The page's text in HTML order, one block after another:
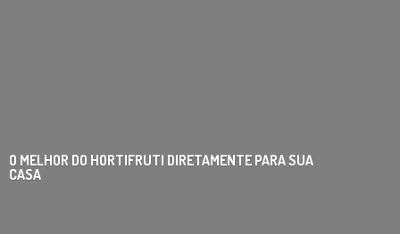
O MELHOR DO HORTIFRUTI DIRETAMENTE PARASUA
CASA